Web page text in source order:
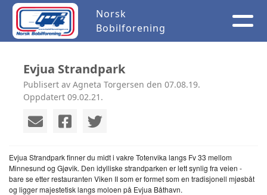
Norsk
Bobilforening
Evjua Strandpark
Publisert av Agneta Torgersen den 07.08.19.
Oppdatert 09.02.21.
Evjua Strandpark finner du midt i vakre Totenvika langs Fv 33 mellom
Minnesund og Gjøvik. Den idylliske strandparken er lett synlig fra veien -
bare se etter restauranten Viken II som er formet som en tradisjonell mjøsbåt
og ligger majestetisk langs moloen på Evjua Båthavn.